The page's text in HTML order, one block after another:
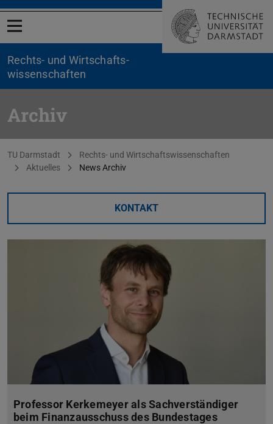
Menü öffnen
Rechts- und Wirtschafts­
wissenschaften
Archiv
Sie befinden sich hier:
TU Darmstadt
Rechts- und Wirtschaftswissenschaften
Aktuelles
News Archiv
KONTAKT
Professor Kerkemeyer als Sachverständiger
beim Finanzausschuss des Bundestages